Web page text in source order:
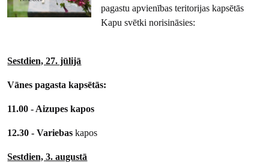
pagastu apvienības teritorijas kapsētās
Kapu svētki norisināsies:
Sestdien, 27. jūlijā
Vānes pagasta kapsētās:
11.00 - Aizupes kapos
12.30 - Variebaskapos
Sestdien, 3. augustā